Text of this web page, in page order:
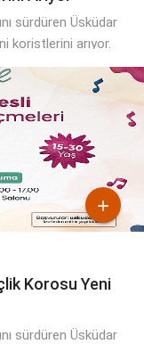
sürdüren Üsküdar
koristlerini arıyor.

Korosu Yeni
sürdüren Üsküdar